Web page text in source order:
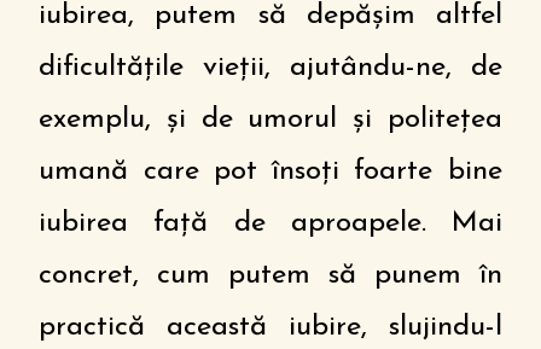
iubirea, putem să depășim altfel
dificultățile vieții, ajutându-ne, de
exemplu, și de umorul și politețea
umană care pot însoți foarte bine
iubirea față de aproapele. Mai
concret, cum putem să punem în
practică această iubire, slujindu-l